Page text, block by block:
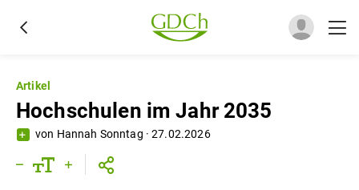
Artikel
Hochschulen im Jahr 2035
von Hannah Sonntag ·27.02.2026